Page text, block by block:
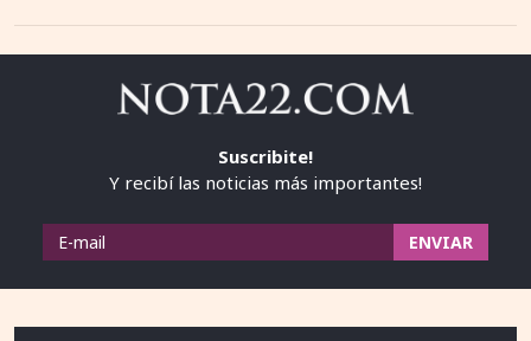
Suscribite!
Y recibí las noticias más importantes!